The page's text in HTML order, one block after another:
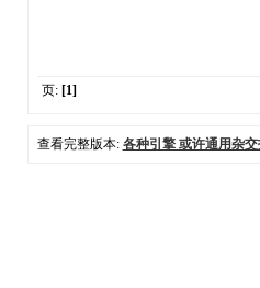
页: [1]
查看完整版本: 各种引擎 或许通用杂